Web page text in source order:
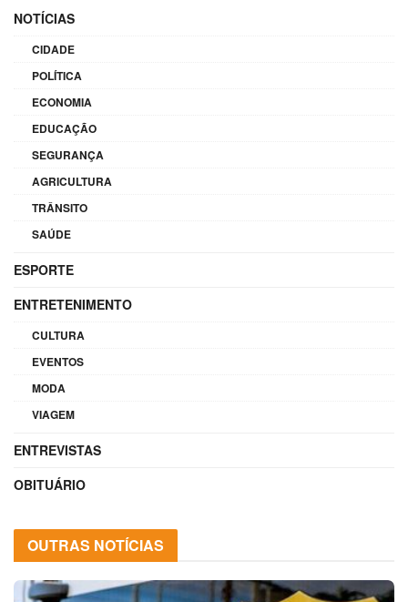
NOTÍCIAS
CIDADE
POLÍTICA
ECONOMIA
EDUCAÇÃO
SEGURANÇA
AGRICULTURA
TRÂNSITO
SAÚDE
ESPORTE
ENTRETENIMENTO
CULTURA
EVENTOS
MODA
VIAGEM
ENTREVISTAS
OBITUÁRIO
OUTRAS NOTÍCIAS